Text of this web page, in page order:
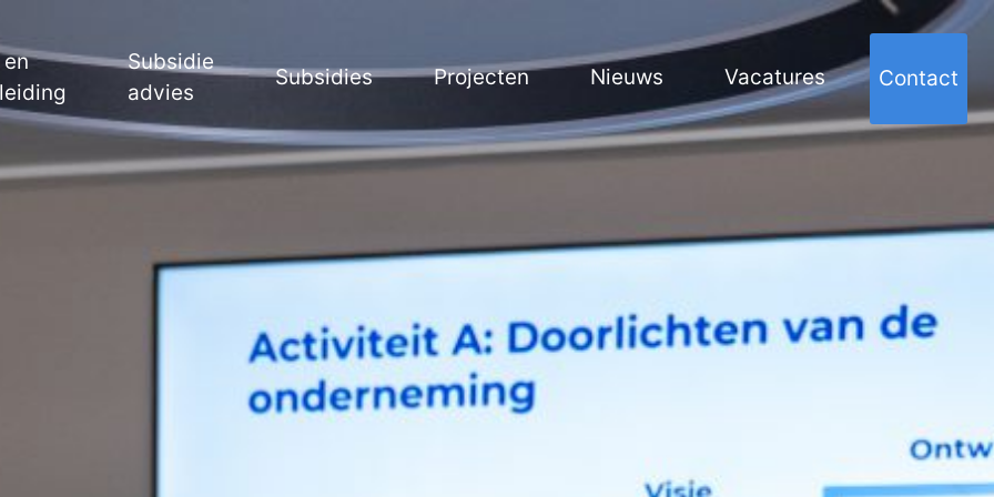
Subsidie
advies
Subsidies Projecten Nieuws Vacatures Contact